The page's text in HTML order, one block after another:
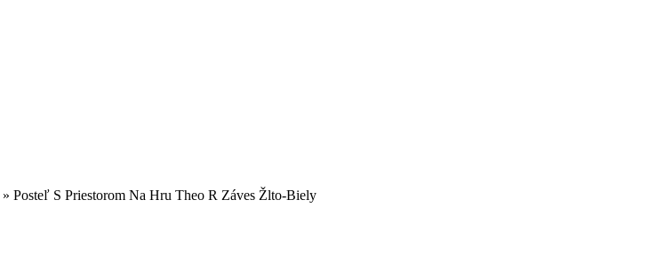
» Posteľ S Priestorom Na Hru Theo R Záves Žlto-Biely